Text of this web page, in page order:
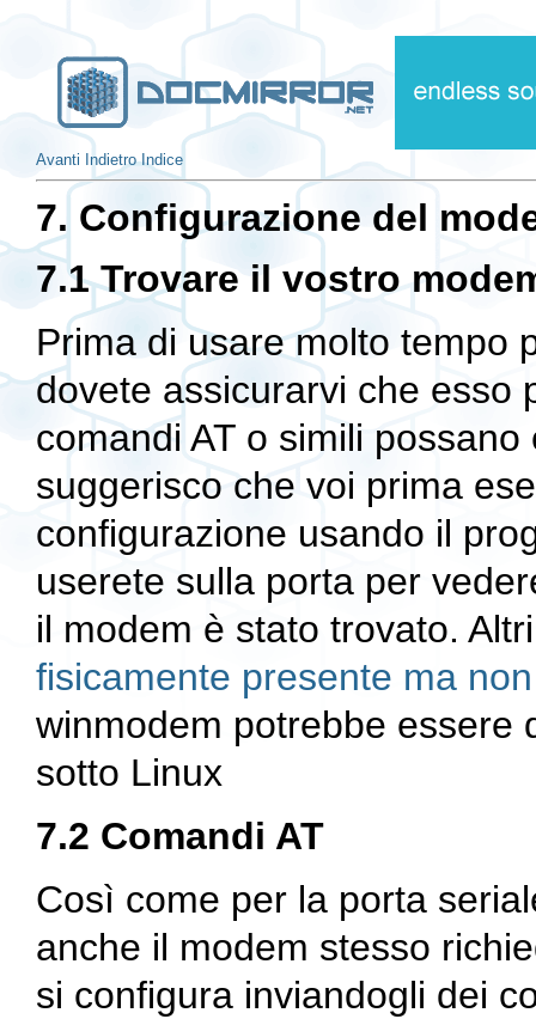
Avanti Indietro Indice
7. Configurazione del
7.1 Trovare il vostro
Prima di usare molto tempo
dovete assicurarvi che esso
comandi AT o simili
suggerisco che voi prima
configurazione usando il
userete sulla porta per
il modem è stato trovato.
fisicamente presente ma
winmodem potrebbe essere
sotto Linux
7.2 Comandi AT
Così come per la porta
anche il modem stesso
si configura inviandogli dei